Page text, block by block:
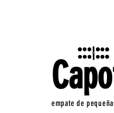
empate de